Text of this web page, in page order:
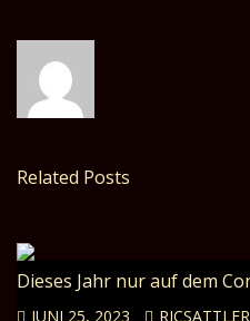
Related Posts
Dieses Jahr nur auf dem
JUNI 25, 2023 RICSATTLER